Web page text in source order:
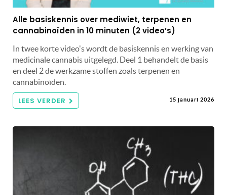
Alle basiskennis over mediwiet, terpenen en
cannabinoïden in 10 minuten (2 video’s)
In twee korte video's wordt de basiskennis en werking van
medicinale cannabis uitgelegd. Deel 1 behandelt de basis
en deel 2 de werkzame stoffen zoals terpenen en
cannabinoïden.
LEES VERDER 15 januari 2026